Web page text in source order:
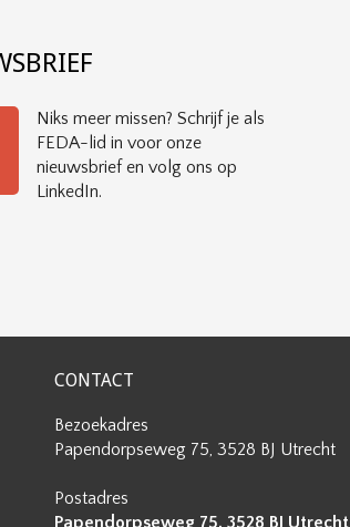
Niks meer missen? Schrijf je als
FEDA-lid in voor onze
nieuwsbrief en volg ons op
LinkedIn.
CONTACT
Bezoekadres
Papendorpseweg 75, 3528 BJ Utrecht
Postadres
Papendorpseweg 75, 3528 BJ Utrecht